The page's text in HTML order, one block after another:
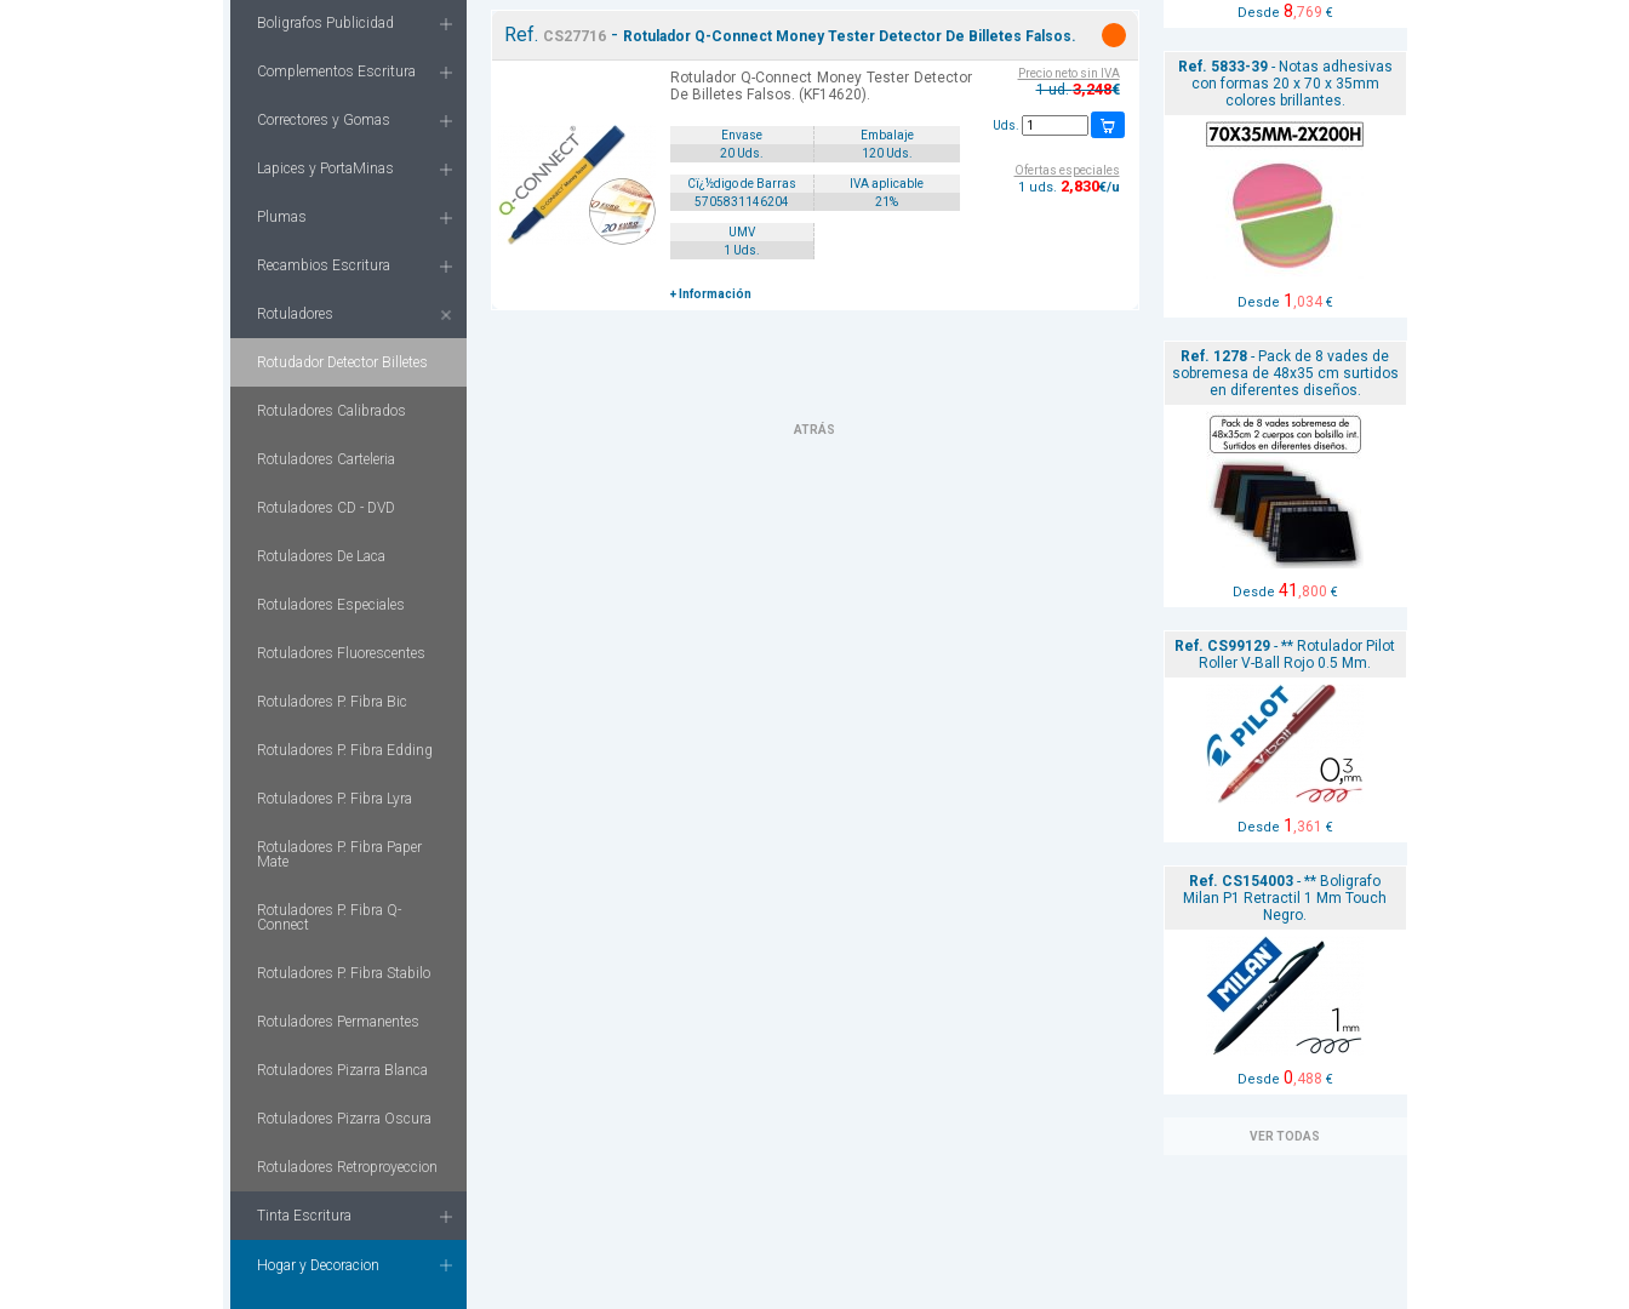
Boligrafos Publicidad
Complementos Escritura
Correctores y Gomas
Lapices y PortaMinas
Plumas
Recambios Escritura
Rotuladores
Rotudador Detector Billetes
Rotuladores Calibrados
Rotuladores Carteleria
Rotuladores CD - DVD
Rotuladores De Laca
Rotuladores Especiales
Rotuladores Fluorescentes
Rotuladores P. Fibra Bic
Rotuladores P. Fibra Edding
Rotuladores P. Fibra Lyra
Rotuladores P. Fibra Paper
Mate
Rotuladores P. Fibra Q-
Connect
Rotuladores P. Fibra Stabilo
Rotuladores Permanentes
Rotuladores Pizarra Blanca
Rotuladores Pizarra Oscura
Rotuladores Retroproyeccion
Tinta Escritura
Hogar y Decoracion
Ref. CS27716- Rotulador Q-Connect Money Tester Detector De Billetes Falsos.
Rotulador Q-Connect Money Tester Detector
De Billetes Falsos. (KF14620).
Envase
Embalaje
20 Uds.
120 Uds.
Cï¿½digo de Barras
IVA aplicable
5705831146204
21%
UMV
1 Uds.
+ Información
Precio neto sin IVA
1 ud.3,248€
Uds.
Ofertas especiales
1 uds. 2,830€/u
ATRÁS
Desde 8,769 €
Ref. 5833-39- Notas adhesivas
con formas 20 x 70 x 35mm
colores brillantes.
Desde 1 ,034€
Ref. 1278 - Pack de 8 vades de
sobremesa de 48x35 cm surtidos
en diferentes diseños.
Desde 41 ,800 €
Ref. CS99129 - ** Rotulador Pilot
Roller V-Ball Rojo 0.5 Mm.
Desde 1 ,361 €
Ref. CS154003 - ** Boligrafo
Milan P1 Retractil 1 Mm Touch
Negro.
Desde 0,488 €
VER TODAS